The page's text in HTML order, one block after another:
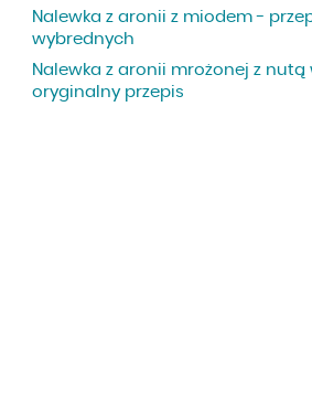
Nalewka z aronii z miodem -
wybrednych
Nalewka z aronii mrożonej z
oryginalny przepis